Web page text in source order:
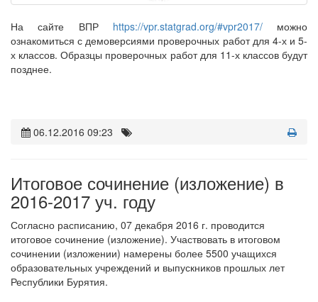
На сайте ВПР https://vpr.statgrad.org/#vpr2017/можно
ознакомиться с демоверсиями проверочных работ для 4-х и 5-
х классов. Образцы проверочных работ для 11-х классов будут
позднее.
06.12.2016 09:23
Итоговое сочинение (изложение) в
2016-2017 уч. году
Согласно расписанию, 07 декабря 2016 г. проводится
итоговое сочинение (изложение). Участвовать в итоговом
сочинении (изложении) намерены более 5500 учащихся
образовательных учреждений и выпускников прошлых лет
Республики Бурятия.